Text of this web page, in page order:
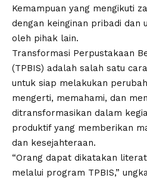
Kemampuan yang mengikuti
dengan keinginan pribadi dan
oleh pihak lain.
Transformasi Perpustakaan
(TPBIS) adalah salah satu
untuk siap melakukan
mengerti, memahami, dan
ditransformasikan dalam
produktif yang memberikan
dan kesejahteraan.
“Orang dapat dikatakan
melalui program TPBIS,”